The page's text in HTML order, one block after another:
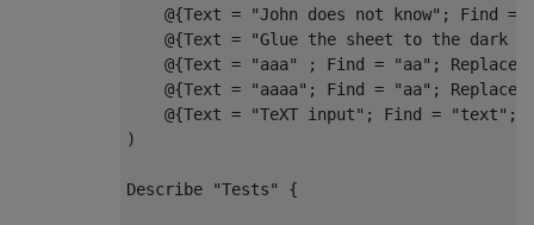
@{Text = "John does not know" ; Find =
@{Text =
"Glue the sheet to the dark
@{Text = "aaa" ; Find = "aa" ; Replace
@{Text = "aaaa" ; Find = "aa" ; Replace
@{Text = "TeXT input" ; Find = "text" ;
)
Describe "Tests" {